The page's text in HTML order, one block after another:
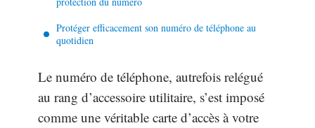
Protéger efficacement son numéro de téléphone au
quotidien
Le numéro de téléphone, autrefois relégué
au rang d’accessoire utilitaire, s’est imposé
comme une véritable carte d’accès à votre